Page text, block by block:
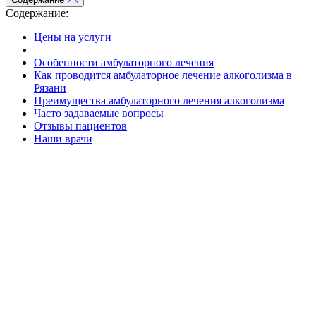
Содержание:
Цены на услуги
Особенности амбулаторного лечения
Как проводится амбулаторное лечение алкоголизма в
Рязани
Преимущества амбулаторного лечения алкоголизма
Часто задаваемые вопросы
Отзывы пациентов
Наши врачи
Входящая заявка